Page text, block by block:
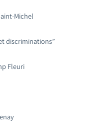
Michel
discriminations”
Fleuri